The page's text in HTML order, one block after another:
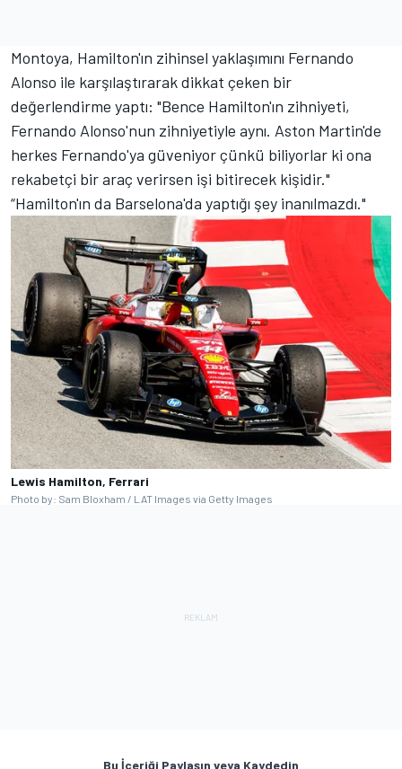
Montoya, Hamilton'ın zihinsel yaklaşımını Fernando
Alonso ile karşılaştırarak dikkat çeken bir
değerlendirme yaptı: "Bence Hamilton'ın zihniyeti,
Fernando Alonso'nun zihniyetiyle aynı. Aston Martin'de
herkes Fernando'ya güveniyor çünkü biliyorlar ki ona
rekabetçi bir araç verirsen işi bitirecek kişidir."
“Hamilton'ın da Barselona'da yaptığı şey inanılmazdı."
Lewis Hamilton, Ferrari
Photo by: Sam Bloxham / LAT Images via Getty Images
Bu İçeriği Paylaşın veya Kaydedin